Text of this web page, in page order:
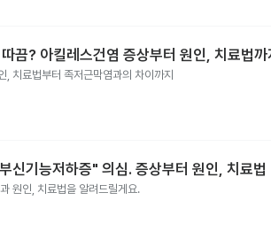
끔? 아킬레스건염 증상부터 원인, 치료법까
, 치료법부터 족저근막염과의 차이까지
신기능저하증" 의심. 증상부터 원인, 치료법
원인, 치료법을 알려드릴게요.